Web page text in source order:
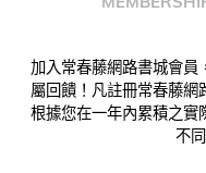
加入常春藤網路書城會員
屬回饋！凡註冊常春藤網
根據您在一年內累積之實
不